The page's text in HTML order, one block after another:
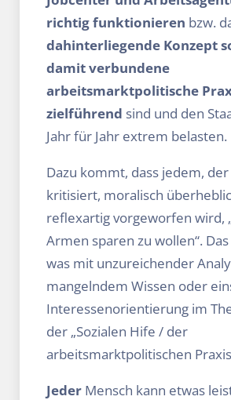
richtig funktionieren bzw.
dahinterliegende Konzept
damit verbundene
arbeitsmarktpolitische
zielführend sind und den
Jahr für Jahr extrem belasten.
Dazu kommt, dass jedem,
kritisiert, moralisch
reflexartig vorgeworfen wird,
Armen sparen zu wollen“.
was mit unzureichender
mangelndem Wissen oder
Interessenorientierung im
der „Sozialen Hife / der
arbeitsmarktpolitischen
Jeder Mensch kann etwas